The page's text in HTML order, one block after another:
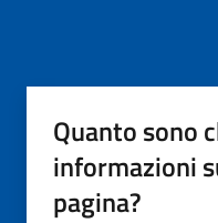
Quanto sono
informazioni
pagina?